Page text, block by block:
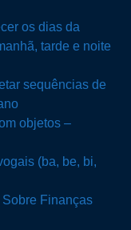
os dias da
tarde e noite
sequências de
objetos –
(ba, be, bi,
Finanças